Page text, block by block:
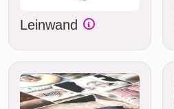
Leinwand